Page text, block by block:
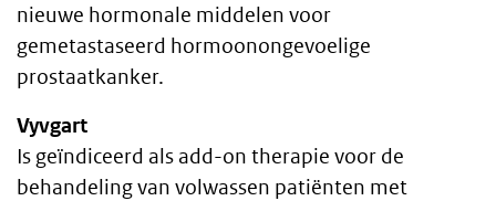
nieuwe hormonale middelen voor
gemetastaseerd hormoonongevoelige
prostaatkanker.
Vyvgart
Is geïndiceerd als add-on therapie voor de
behandeling van volwassen patiënten met